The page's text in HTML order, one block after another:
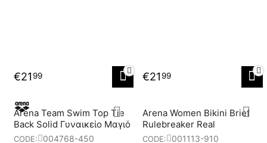
€21 99 €21 99
Arena Team Swim Top Tie
Back Solid Γυναικείο Μαγιό
CODE:
004768-450
Αrena Women Bikini Brief
Rulebreaker Real
CODE:
001113-910